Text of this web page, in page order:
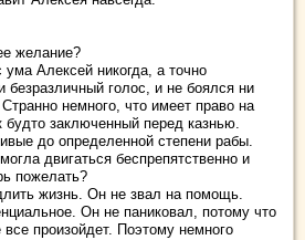
желание?
Алексей никогда, а точно
безразличный голос, и не боялся ни
немного, что имеет право на
будто заключенный перед казнью.
до определенной степени рабы.
двигаться беспрепятственно и
пожелать?
жизнь. Он не звал на помощь.
Он не паниковал, потому что
произойдет. Поэтому немного